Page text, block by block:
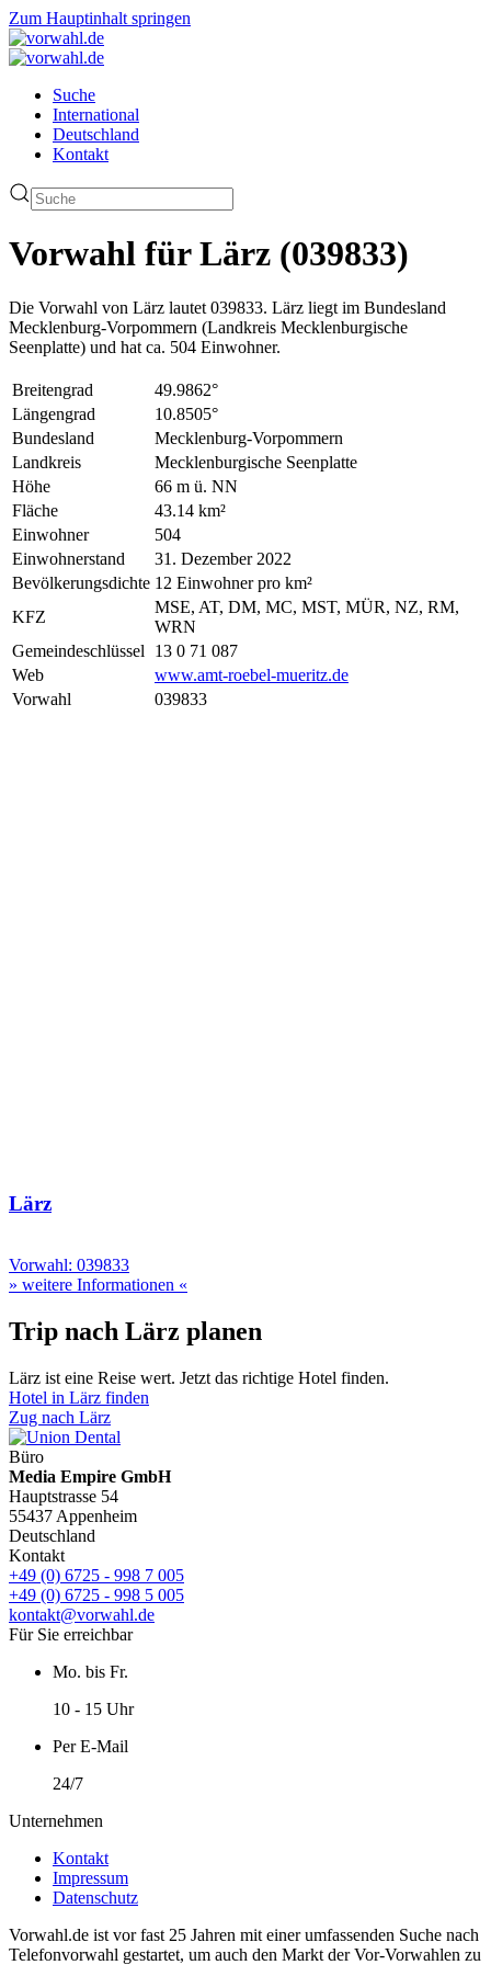
Zum Hauptinhalt springen
Suche
International
Deutschland
Kontakt
Vorwahl für Lärz (039833)
Die Vorwahl von Lärz lautet 039833. Lärz liegt im Bundesland
Mecklenburg-Vorpommern (Landkreis Mecklenburgische
Seenplatte) und hat ca. 504 Einwohner.
Breitengrad
49.9862°
Längengrad
10.8505°
Bundesland
Mecklenburg-Vorpommern
Landkreis
Mecklenburgische Seenplatte
Höhe
66 m ü. NN
Fläche
43.14 km²
Einwohner
504
Einwohnerstand
31. Dezember 2022
Bevölkerungsdichte 12 Einwohner pro km²
KFZ
MSE, AT, DM, MC, MST, MÜR, NZ, RM,
WRN
Gemeindeschlüssel
13 0 71 087
Web
www.amt-roebel-mueritz.de
Vorwahl
039833
Lärz
Vorwahl: 039833
» weitere Informationen «
Trip nach Lärz planen
Lärz ist eine Reise wert. Jetzt das richtige Hotel finden.
Hotel in Lärz finden
Zug nach Lärz
Büro
Media Empire GmbH
Hauptstrasse 54
55437 Appenheim
Deutschland
Kontakt
+49 (0) 6725 - 998 7 005
+49 (0) 6725 - 998 5 005
kontakt@vorwahl.de
Für Sie erreichbar
Mo. bis Fr.
10 - 15 Uhr
Per E-Mail
24/7
Unternehmen
Kontakt
Impressum
Datenschutz
Vorwahl.de ist vor fast 25 Jahren mit einer umfassenden Suche nach
Telefonvorwahl gestartet, um auch den Markt der Vor-Vorwahlen zu